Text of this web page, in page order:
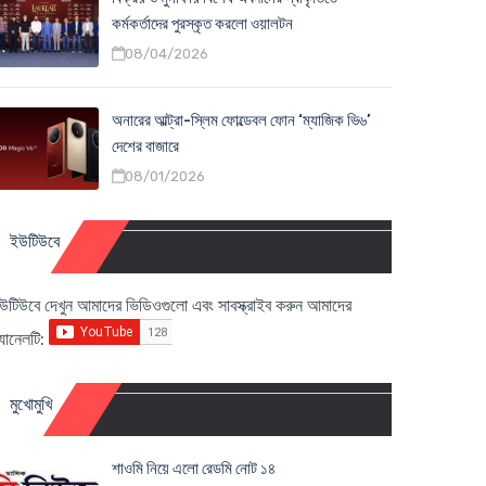
কর্মকর্তাদের পুরস্কৃত করলো ওয়ালটন
08/04/2026
অনারের আল্ট্রা-স্লিম ফোল্ডেবল ফোন ‘ম্যাজিক ভি৬’
দেশের বাজারে
08/01/2026
ইউটিউবে
দেখুন আমাদের ভিডিওগুলো এবং সাবস্ক্রাইব করুন আমাদের
মুখোমুখি
শাওমি নিয়ে এলো রেডমি নোট ১৪